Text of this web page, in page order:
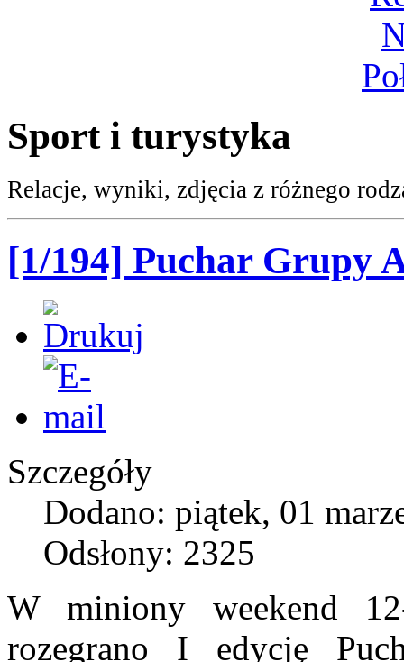
Sport i turystyka
Relacje, wyniki, zdjęcia z różnego
[1/194] Puchar Grupy
Szczegóły
Dodano: piątek, 01
Odsłony: 2325
W miniony weekend
rozegrano I edycję